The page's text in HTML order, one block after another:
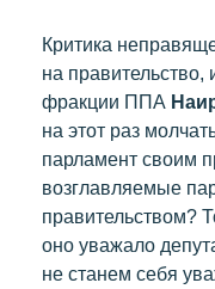
Критика
на
фракции ППА
на этот раз
парламент своим
возглавляемые
правительством?
оно уважало
не станем себя